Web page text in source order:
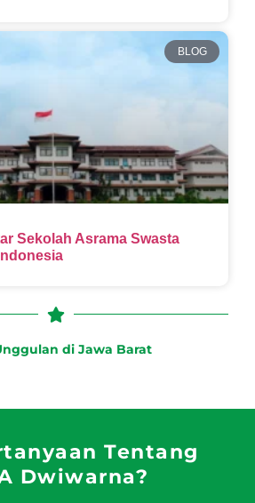
BLOG
Sekolah Asrama Swasta
di Jawa Barat
Tentang
Dwiwarna?